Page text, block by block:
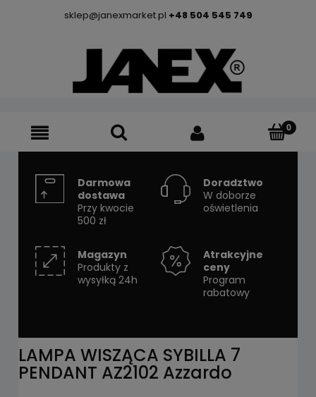
sklep@janexmarket.pl +48 504 545 749
Darmowa
dostawa
Przy kwocie
500 zł
Doradztwo
W doborze
oświetlenia
Magazyn
Produkty z
wysyłką 24h
Atrakcyjne
ceny
Program
rabatowy
LAMPA WISZĄCA SYBILLA 7
PENDANT AZ2102 Azzardo